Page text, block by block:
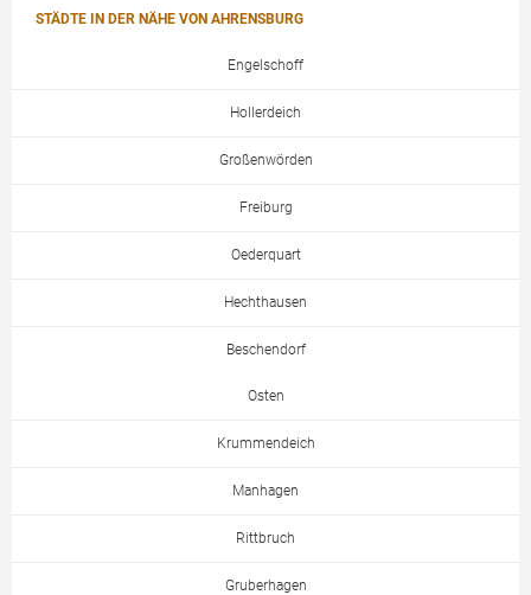
STÄDTE IN DER NÄHE VON AHRENSBURG
Engelschoff
Hollerdeich
Großenwörden
Freiburg
Oederquart
Hechthausen
Beschendorf
Osten
Krummendeich
Manhagen
Rittbruch
Gruberhagen